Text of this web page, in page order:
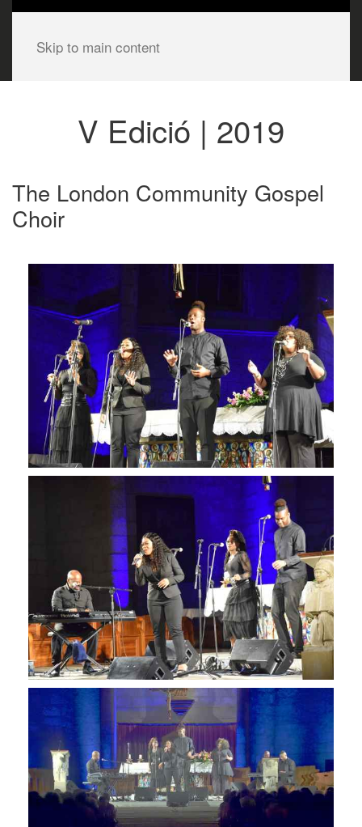
Skip to main content
V Edició | 2019
The London Community Gospel
Choir